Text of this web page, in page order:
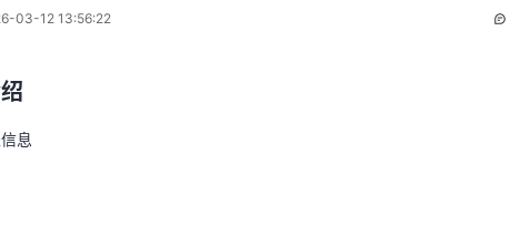
出海，通达全球！
“一云多芯、一云多态”,国产化软件全面适配，
惠，2核4G只要1.8折起！
03-12 13:56:22
息
息